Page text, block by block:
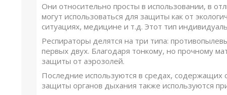
Они относительно просты в использовании, в
могут использоваться для защиты как от
ситуациях, медицине и т.д. Этот тип
Респираторы делятся на три типа:
первых двух. Благодаря тонкому, но прочному
защиты от аэрозолей.
Последние используются в средах, содержащих
защиты органов дыхания также используются